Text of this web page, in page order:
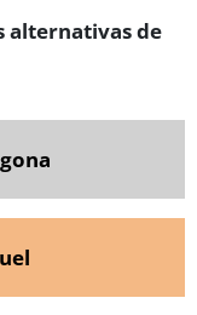
alternativas de